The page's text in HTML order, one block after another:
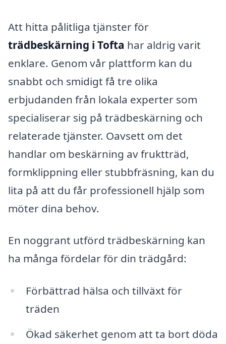
Att hitta pålitliga tjänster för
trädbeskärning i Tofta har aldrig varit
enklare. Genom vår plattform kan du
snabbt och smidigt få tre olika
erbjudanden från lokala experter som
specialiserar sig på trädbeskärning och
relaterade tjänster. Oavsett om det
handlar om beskärning av fruktträd,
formklippning eller stubbfräsning, kan du
lita på att du får professionell hjälp som
möter dina behov.
En noggrant utförd trädbeskärning kan
ha många fördelar för din trädgård:
Förbättrad hälsa och tillväxt för
träden
Ökad säkerhet genom att ta bort döda